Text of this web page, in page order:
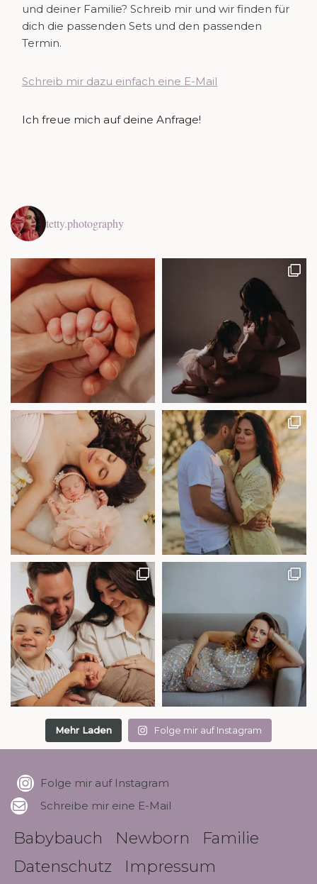
und deiner Familie? Schreib mir und wir finden für
dich die passenden Sets und den passenden
Termin.
Schreib mir dazu einfach eine E-Mail
Ich freue mich auf deine Anfrage!
tetty.photography
Mehr Laden Folge mir auf Instagram
Folge mir auf Instagram
Schreibe mir eine E-Mail
Babybauch Newborn
Familie
Datenschutz
Impressum